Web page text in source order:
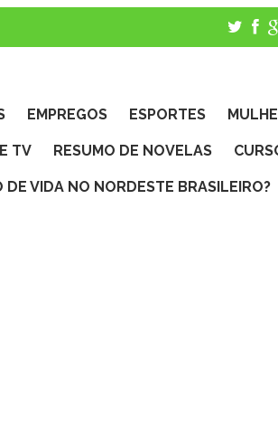
EMPREGOS ESPORTES
TV RESUMO DE NOVELAS
VIDA NO NORDESTE BRASILEIRO?